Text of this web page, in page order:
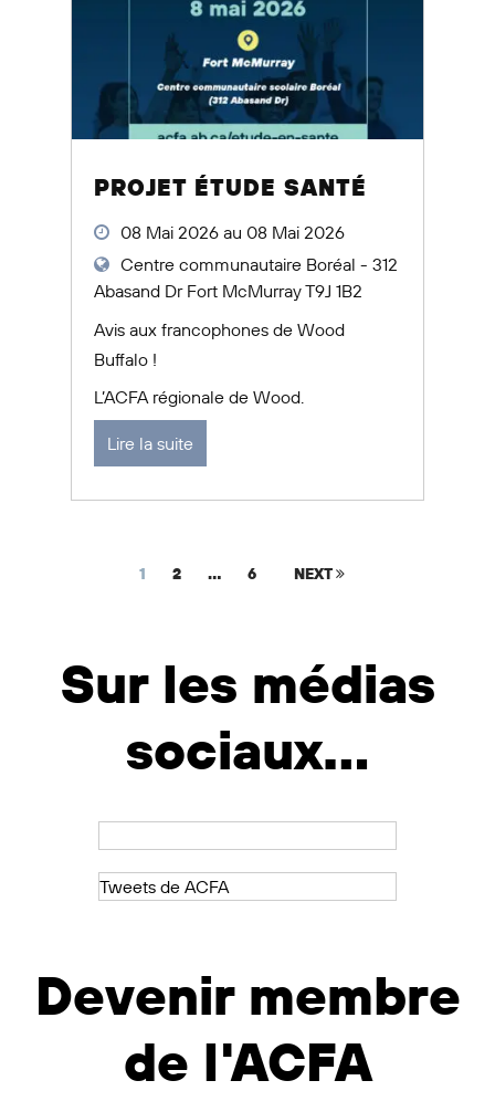
PROJET ÉTUDE SANTÉ
08 Mai 2026 au 08 Mai 2026
Centre communautaire Boréal - 312
Abasand Dr Fort McMurray T9J 1B2
Avis aux francophones de Wood
Buffalo !
L’ACFA régionale de Wood.
Lire la suite
1 2 … 6 NEXT
Sur les médias
sociaux...
Tweets de ACFA
Devenir membre
de l'ACFA